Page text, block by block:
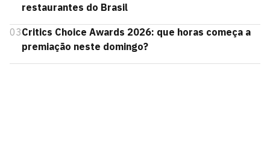
restaurantes do Brasil
03Critics Choice Awards 2026: que horas começa a
premiação neste domingo?